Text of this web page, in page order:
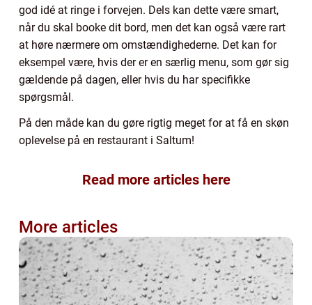
god idé at ringe i forvejen. Dels kan dette være smart,
når du skal booke dit bord, men det kan også være rart
at høre nærmere om omstændighederne. Det kan for
eksempel være, hvis der er en særlig menu, som gør sig
gældende på dagen, eller hvis du har specifikke
spørgsmål.
På den måde kan du gøre rigtig meget for at få en skøn
oplevelse på en restaurant i Saltum!
Read more articles here
More articles